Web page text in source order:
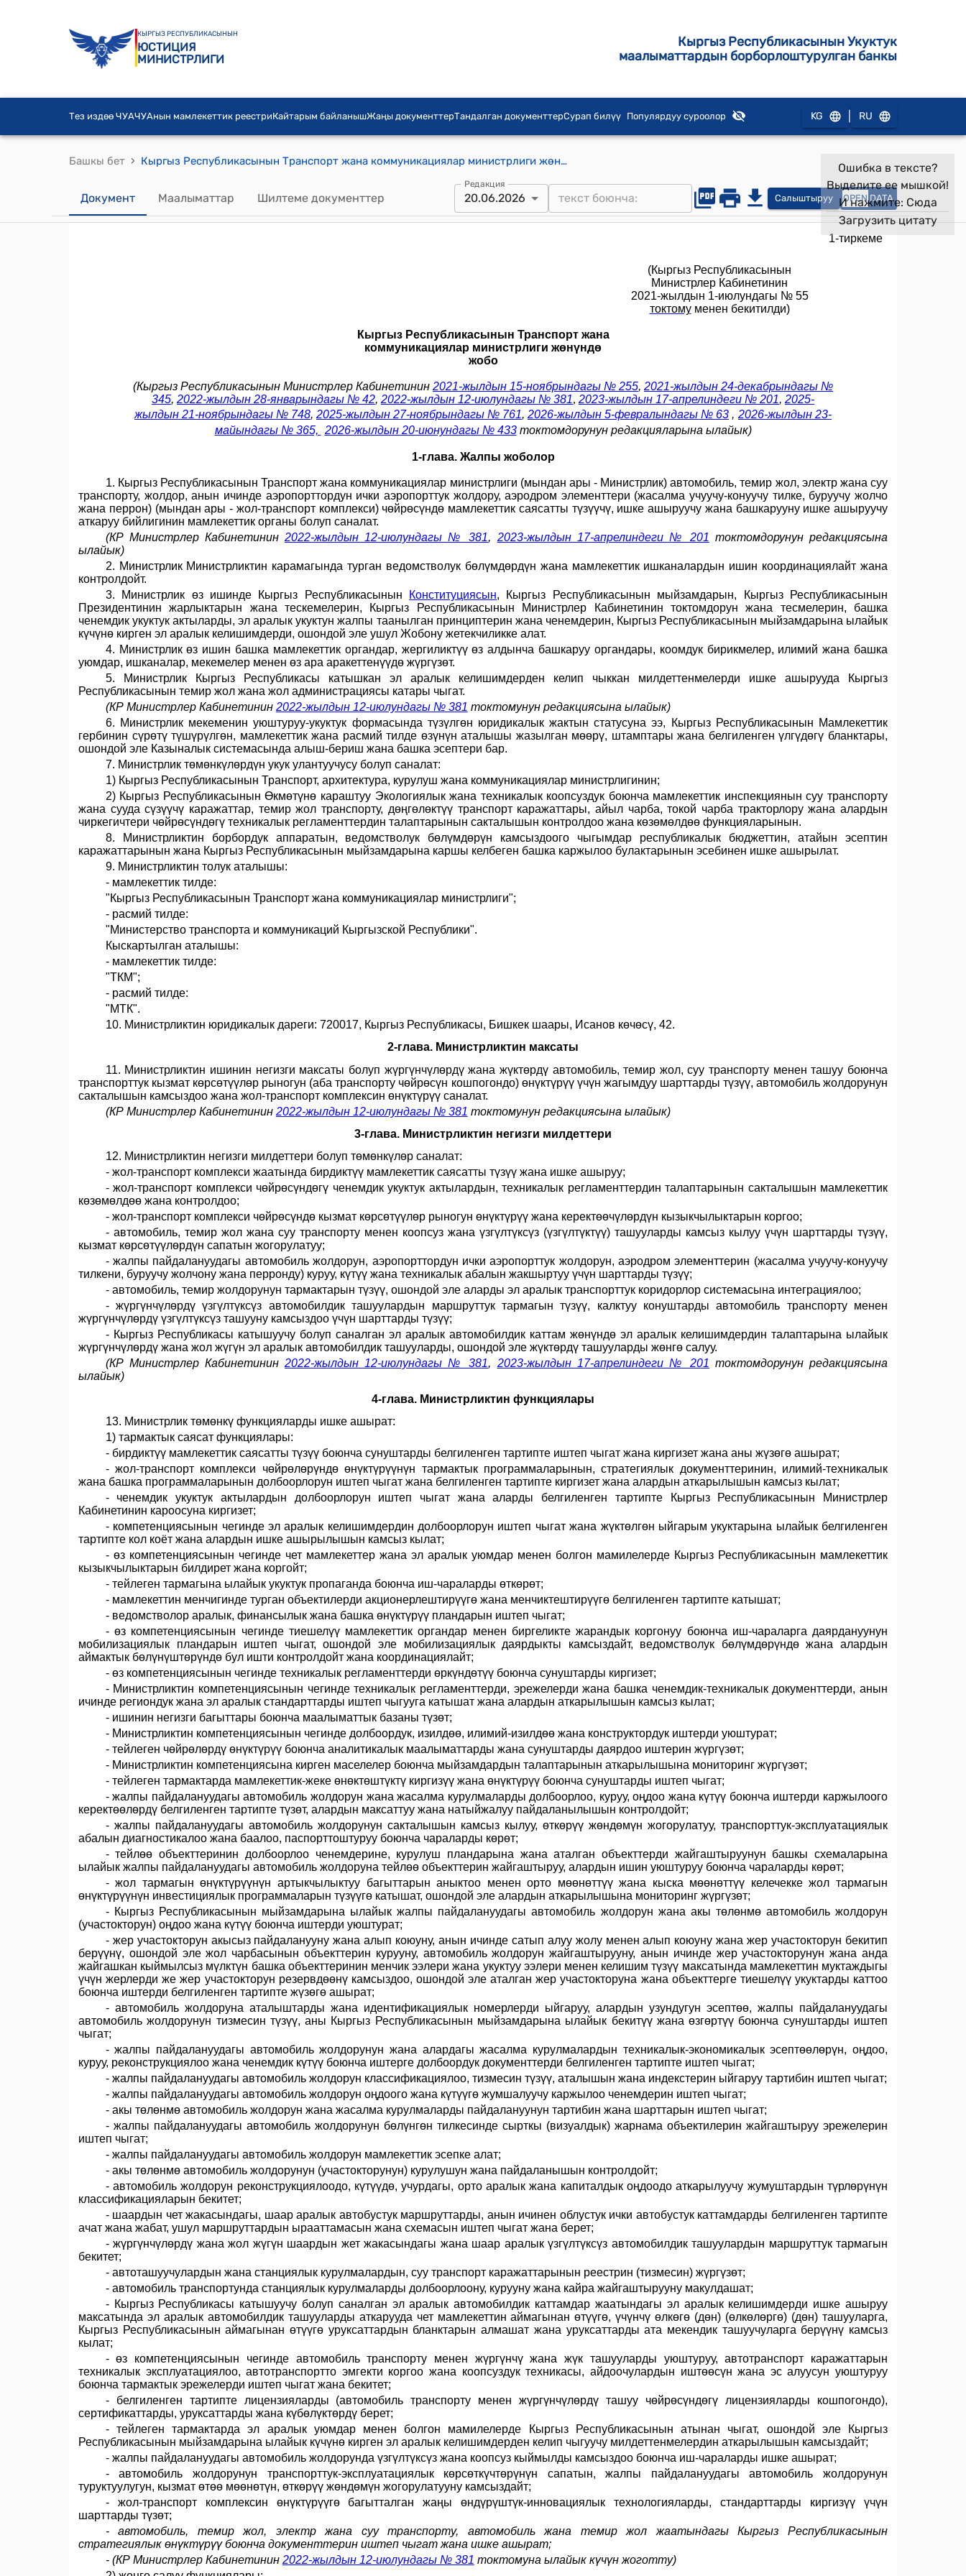
КЫРГЫЗ РЕСПУБЛИКАСЫНЫН
ЮСТИЦИЯ
МИНИСТРЛИГИ
Кыргыз Республикасынын Укуктук
маалыматтардын борборлоштурулган банкы
Тез издөө ЧУАЧУАнын мамлекеттик реестриКайтарым байланышЖаңы документтерТандалган документтерСурап билүү Популярдуу суроолор KG RU
Башкы бет › Кыргыз Республикасынын Транспорт жана коммуникациялар министрлиги жөнүндө жобо (Кыргыз Республикасынын Министрлер Кабинетинин 2021-жылдын 1-июлундагы № 55 токтомуна)
Документ Маалыматтар Шилтеме документтер
Редакция
20.06.2026 Салыштыруу OPEN DATA
Ошибка в тексте?
Выделите ее мышкой!
И нажмите: Сюда
Загрузить цитату